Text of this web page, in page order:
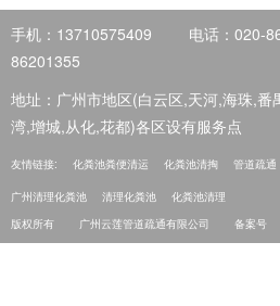
手机：13710575409 电话：020-
86201355
地址：广州市地区(白云区,天河,海珠,番
湾,增城,从化,花都)各区设有服务点
友情链接: 化粪池粪便清运 化粪池清掏 管道疏通
广州清理化粪池 清理化粪池
化粪池清理
版权所有
广州云莲管道疏通有限公司 备案号